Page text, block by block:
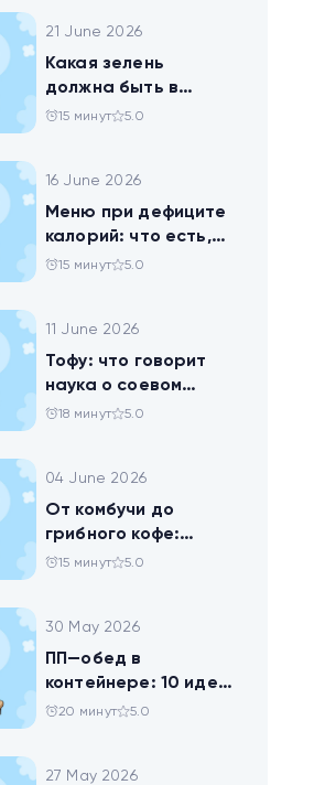
21 June 2026
Какая зелень
должна быть в
тарелке
15 минут 5.0
16 June 2026
Меню при дефиците
калорий: что есть,
чтобы худеть
15 минут 5.0
11 June 2026
Тофу: что говорит
наука о соевом
твороге, который
18 минут 5.0
04 June 2026
От комбучи до
грибного кофе:
разбираемся в
15 минут 5.0
30 May 2026
ПП—обед в
контейнере: 10 идей
для офисников,
20 минут 5.0
27 May 2026